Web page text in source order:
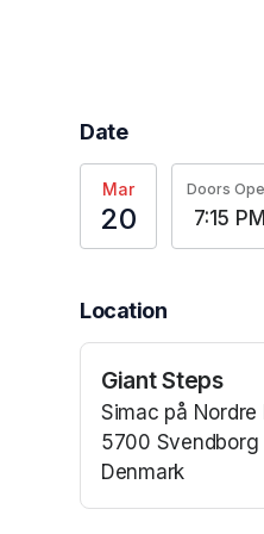
Date
Mar
20
Doors
7:15 PM
Location
Giant Steps
Simac på
5700 Svendborg
Denmark